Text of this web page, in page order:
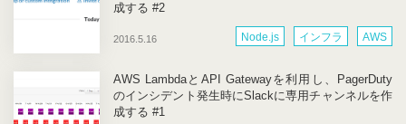
2016.5.16
成する #2
Node.js インフラ AWS
AWS LambdaとAPI Gatewayを利用し、PagerDuty
のインシデント発生時にSlackに専用チャンネルを作
成する #1